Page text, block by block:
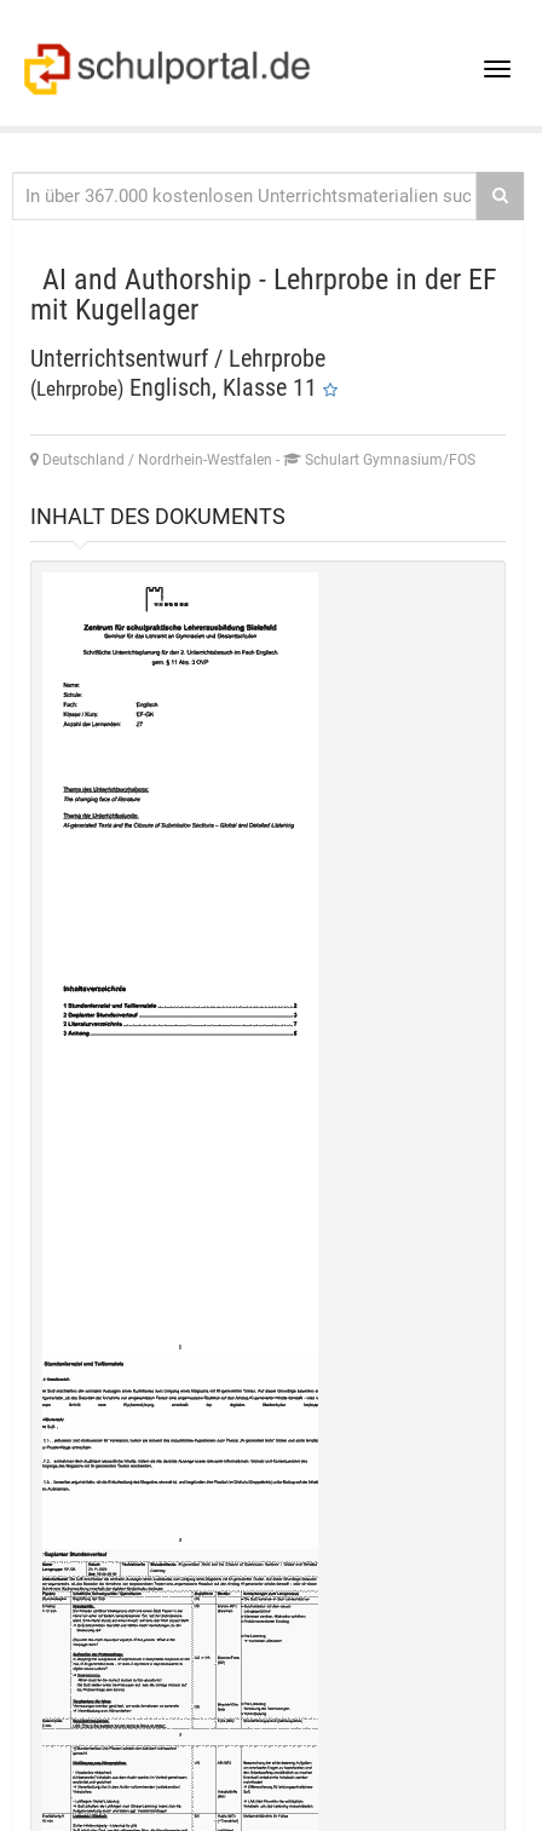
Toggle
AI and Authorship - Lehrprobe in der EF
mit Kugellager
Unterrichtsentwurf / Lehrprobe
(Lehrprobe) Englisch, Klasse 11
Deutschland / Nordrhein-Westfalen - Schulart Gymnasium/FOS
INHALT DES DOKUMENTS